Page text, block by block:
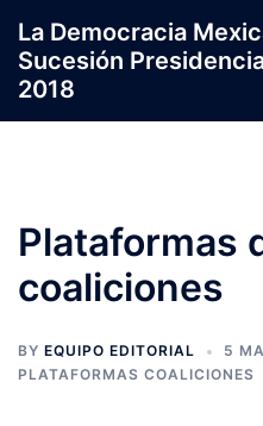
contenido
La Democracia
Sucesión
2018
Plataformas
coaliciones
BY EQUIPO EDITORIAL
5
PLATAFORMAS COALICIONES